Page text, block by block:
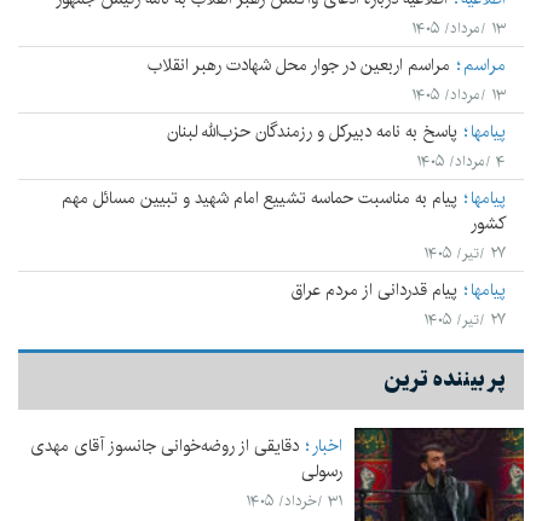
۱۳ /مرداد/ ۱۴۰۵
مراسم مراسم اربعین در جوار محل شهادت رهبر انقلاب
۱۳ /مرداد/ ۱۴۰۵
پيامها پاسخ به نامه دبیرکل و رزمندگان حزب‌الله لبنان
۴ /مرداد/ ۱۴۰۵
پيامها پیام به مناسبت حماسه تشییع امام شهید و تبیین مسائل مهم
کشور
۲۷ /تیر/ ۱۴۰۵
پيامها پیام قدردانی از مردم عراق
۲۷ /تیر/ ۱۴۰۵
پر بیننده ترین
اخبار دقایقی از روضه‌خوانی جانسوز آقای مهدی
رسولی
۳۱ /خرداد/ ۱۴۰۵